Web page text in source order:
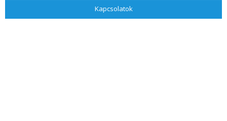
Kapcsolatok